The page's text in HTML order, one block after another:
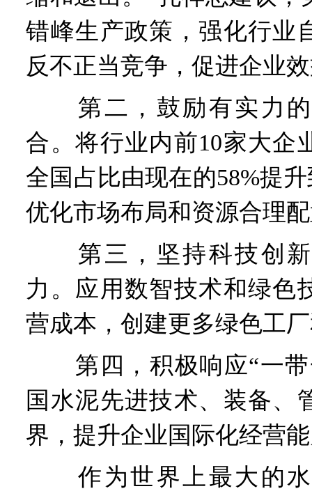
错峰生产政策，强化行业
反不正当竞争，促进企业
第二，鼓励有实力的
合。将行业内前10家大企
全国占比由现在的58%提
优化市场布局和资源合理
第三，坚持科技创新
力。应用数智技术和绿色
营成本，创建更多绿色工
第四，积极响应“一带
国水泥先进技术、装备、
界，提升企业国际化经营
作为世界上最大的水